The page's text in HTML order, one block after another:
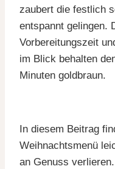
zaubert die festlich
entspannt gelingen.
Vorbereitungszeit
im Blick behalten
Minuten goldbraun.
In diesem Beitrag
Weihnachtsmenü
an Genuss